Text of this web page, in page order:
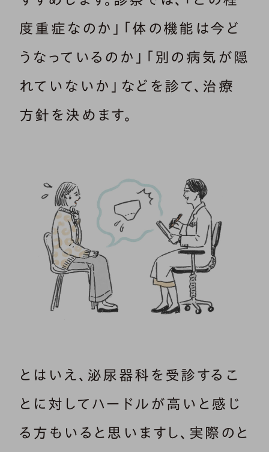
度重症なのか」「体の機能は今ど
うなっているのか」「別の病気が隠
れていないか」などを診て、治療
方針を決めます。
とはいえ、泌尿器科を受診するこ
とに対してハードルが高いと感じ
る方もいると思いますし、実際のと